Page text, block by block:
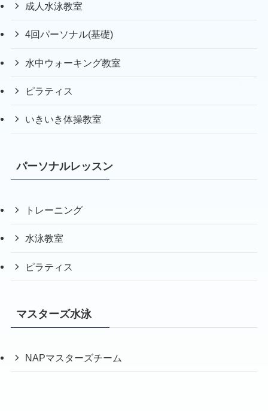
成人水泳教室
4回パーソナル(基礎)
水中ウォーキング教室
ピラティス
いきいき体操教室
パーソナルレッスン
トレーニング
水泳教室
ピラティス
マスターズ水泳
NAPマスターズチーム